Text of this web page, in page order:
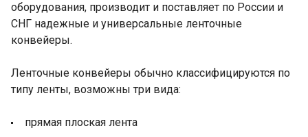
оборудования, производит и поставляет по России и
СНГ надежные и универсальные ленточные
конвейеры.
Ленточные конвейеры обычно классифицируются по
типу ленты, возможны три вида:
прямая плоская лента